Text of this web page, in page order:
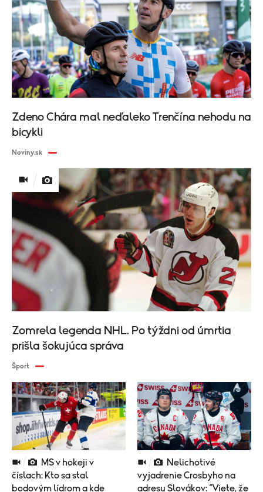
Zdeno Chára mal neďaleko Trenčína nehodu na
bicykli
Noviny.sk
Zomrela legenda NHL. Po týždni od úmrtia
prišla šokujúca správa
Šport
číslach: Kto sa stal
bodovým lídrom a kde
vyjadrenie Crosbyho na
adresu Slovákov: “Viete, že